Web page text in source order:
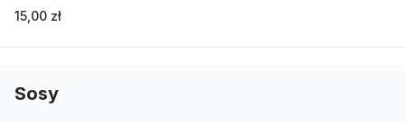
15,00 zł
Sosy